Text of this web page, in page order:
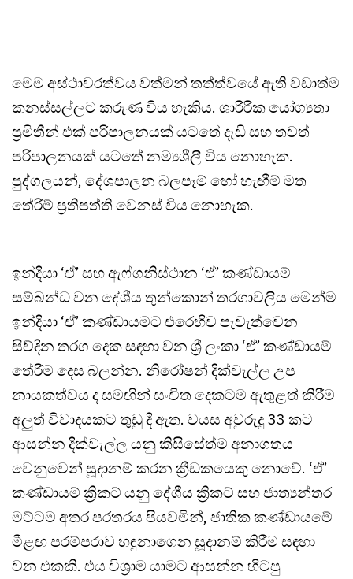
මෙම අස්ථාවරත්වය වත්මන් තත්ත්වයේ ඇති වඩාත්ම
කනස්සල්ලට කරුණ විය හැකිය. ශාරීරික යෝග්‍යතා
ප්‍රමිතීන් එක් පරිපාලනයක් යටතේ දැඩි සහ තවත්
පරිපාලනයක් යටතේ නම්‍යශීලී විය නොහැක.
පුද්ගලයන්, දේශපාලන බලපෑම් හෝ හැඟීම් මත
තේරීම් ප්‍රතිපත්ති වෙනස් විය නොහැක.
ඉන්දියා ‘ඒ’ සහ ඇෆ්ගනිස්ථාන ‘ඒ’ කණ්ඩායම්
සම්බන්ධ වන දේශීය තුන්කොන් තරගාවලිය මෙන්ම
ඉන්දියා ‘ඒ’ කණ්ඩායමට එරෙහිව පැවැත්වෙන
සිව්දින තරග දෙක සඳහා වන ශ්‍රී ලංකා ‘ඒ’ කණ්ඩායම්
තේරීම දෙස බලන්න. නිරෝෂන් දික්වැල්ල උප
නායකත්වය ද සමඟින් සංචිත දෙකටම ඇතුළත් කිරීම
අලුත් විවාදයකට තුඩු දී ඇත. වයස අවුරුදු 33 කට
ආසන්න දික්වැල්ල යනු කිසිසේත්ම අනාගතය
වෙනුවෙන් සූදානම් කරන ක්‍රීඩකයෙකු නොවේ. ‘ඒ’
කණ්ඩායම් ක්‍රිකට් යනු දේශීය ක්‍රිකට් සහ ජාත්‍යන්තර
මට්ටම අතර පරතරය පියවමින්, ජාතික කණ්ඩායමේ
මීළඟ පරම්පරාව හඳුනාගෙන සූදානම් කිරීම සඳහා
වන එකකි. එය විශ්‍රාම යාමට ආසන්න හිටපු